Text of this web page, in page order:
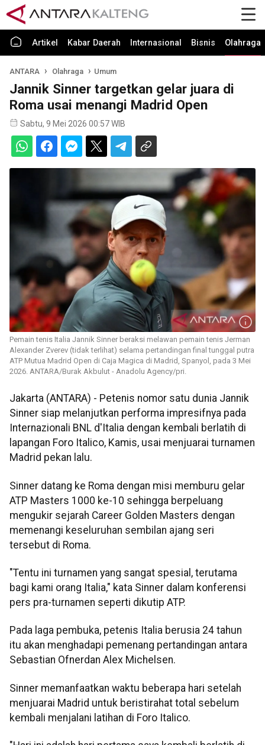
Artikel Kabar Daerah Internasional Bisnis Olahraga
ANTARA Olahraga Umum
Jannik Sinner targetkan gelar juara di
Roma usai menangi Madrid Open
Sabtu, 9 Mei 2026 00:57 WIB
Pemain tenis Italia Jannik Sinner beraksi melawan pemain tenis Jerman
Alexander Zverev (tidak terlihat) selama pertandingan final tunggal putra
ATP Mutua Madrid Open di Caja Magica di Madrid, Spanyol, pada 3 Mei
2026. ANTARA/Burak Akbulut - Anadolu Agency/pri.
Jakarta (ANTARA) - Petenis nomor satu dunia Jannik
Sinner siap melanjutkan performa impresifnya pada
Internazionali BNL d'Italia dengan kembali berlatih di
lapangan Foro Italico, Kamis, usai menjuarai turnamen
Madrid pekan lalu.
Sinner datang ke Roma dengan misi memburu gelar
ATP Masters 1000 ke-10 sehingga berpeluang
mengukir sejarah Career Golden Masters dengan
memenangi keseluruhan sembilan ajang seri
tersebut di Roma.
"Tentu ini turnamen yang sangat spesial, terutama
bagi kami orang Italia," kata Sinner dalam konferensi
pers pra-turnamen seperti dikutip ATP.
Pada laga pembuka, petenis Italia berusia 24 tahun
itu akan menghadapi pemenang pertandingan antara
Sebastian Ofnerdan Alex Michelsen.
Sinner memanfaatkan waktu beberapa hari setelah
menjuarai Madrid untuk beristirahat total sebelum
kembali menjalani latihan di Foro Italico.